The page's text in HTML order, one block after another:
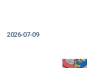
2026-07-09